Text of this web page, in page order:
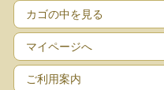
カゴの中を見る
マイページへ
ご利用案内